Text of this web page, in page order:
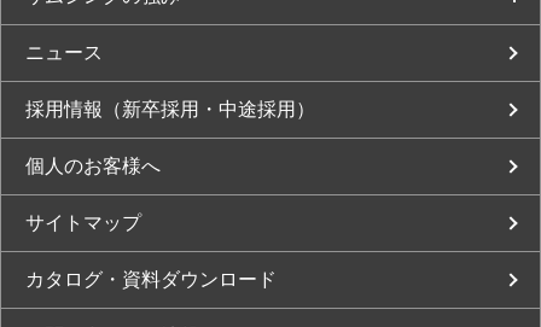
ニュース
採用情報（新卒採用・中途採用）
個人のお客様へ
サイトマップ
カタログ・資料ダウンロード